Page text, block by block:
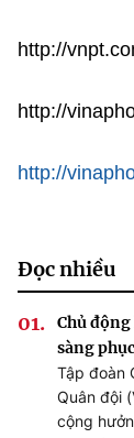
©2025 Bản
từ website này)
http://
http://
http://
Đọc nhiều
Chủ
sàng
Tập đoàn
Quân đội
cộng